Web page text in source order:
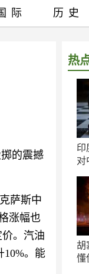
的震撼
萨斯中
涨幅也
。汽油
10%。能
热
印
对
胡
懂
际 历史